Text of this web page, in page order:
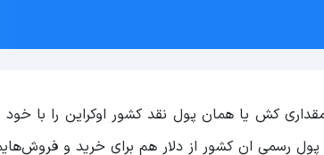
کش یا همان پول نقد کشور اوکراین را با خود
رسمی ان کشور از دلار هم برای خرید و